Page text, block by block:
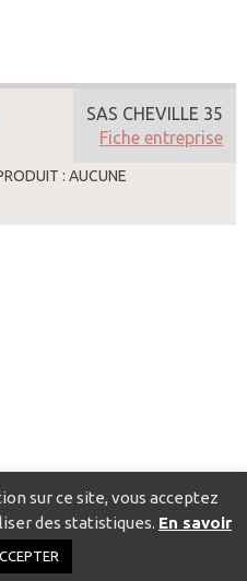
: AUCUNE
SAS CHEVILLE 35
Fiche entreprise
sur ce site, vous acceptez
des statistiques. En savoir